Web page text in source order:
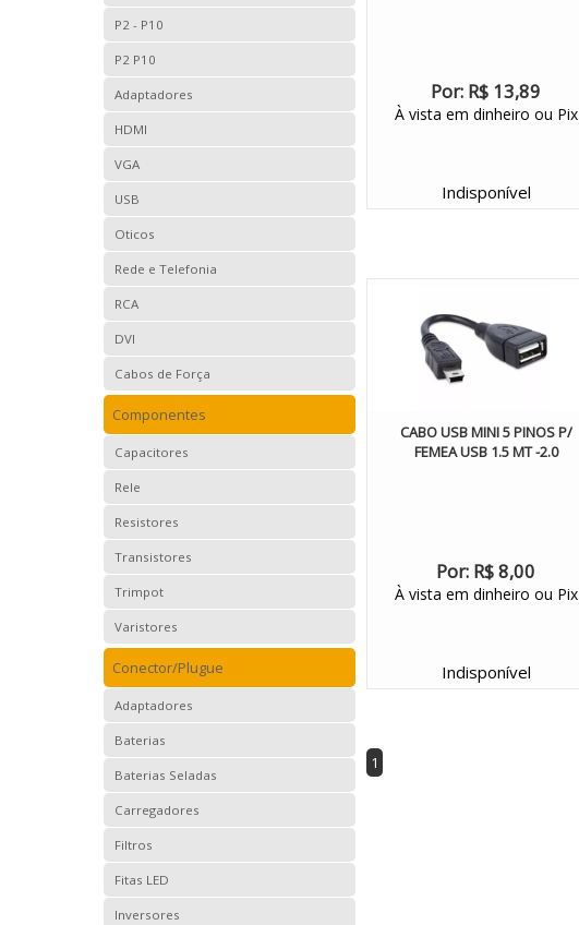
P2 - P10
P2 P10
Adaptadores
HDMI
VGA
USB
Oticos
Rede e Telefonia
RCA
DVI
Cabos de Força
Componentes
Capacitores
Rele
Resistores
Transistores
Trimpot
Varistores
Conector/Plugue
Adaptadores
Baterias
Baterias Seladas
Carregadores
Filtros
Fitas LED
Inversores
Por: R$ 13,89
À vista em dinheiro ou Pix
Indisponível
CABO USB MINI 5 PINOS P/
FEMEA USB 1.5 MT -2.0
Por: R$ 8,00
À vista em dinheiro ou Pix
Indisponível
1